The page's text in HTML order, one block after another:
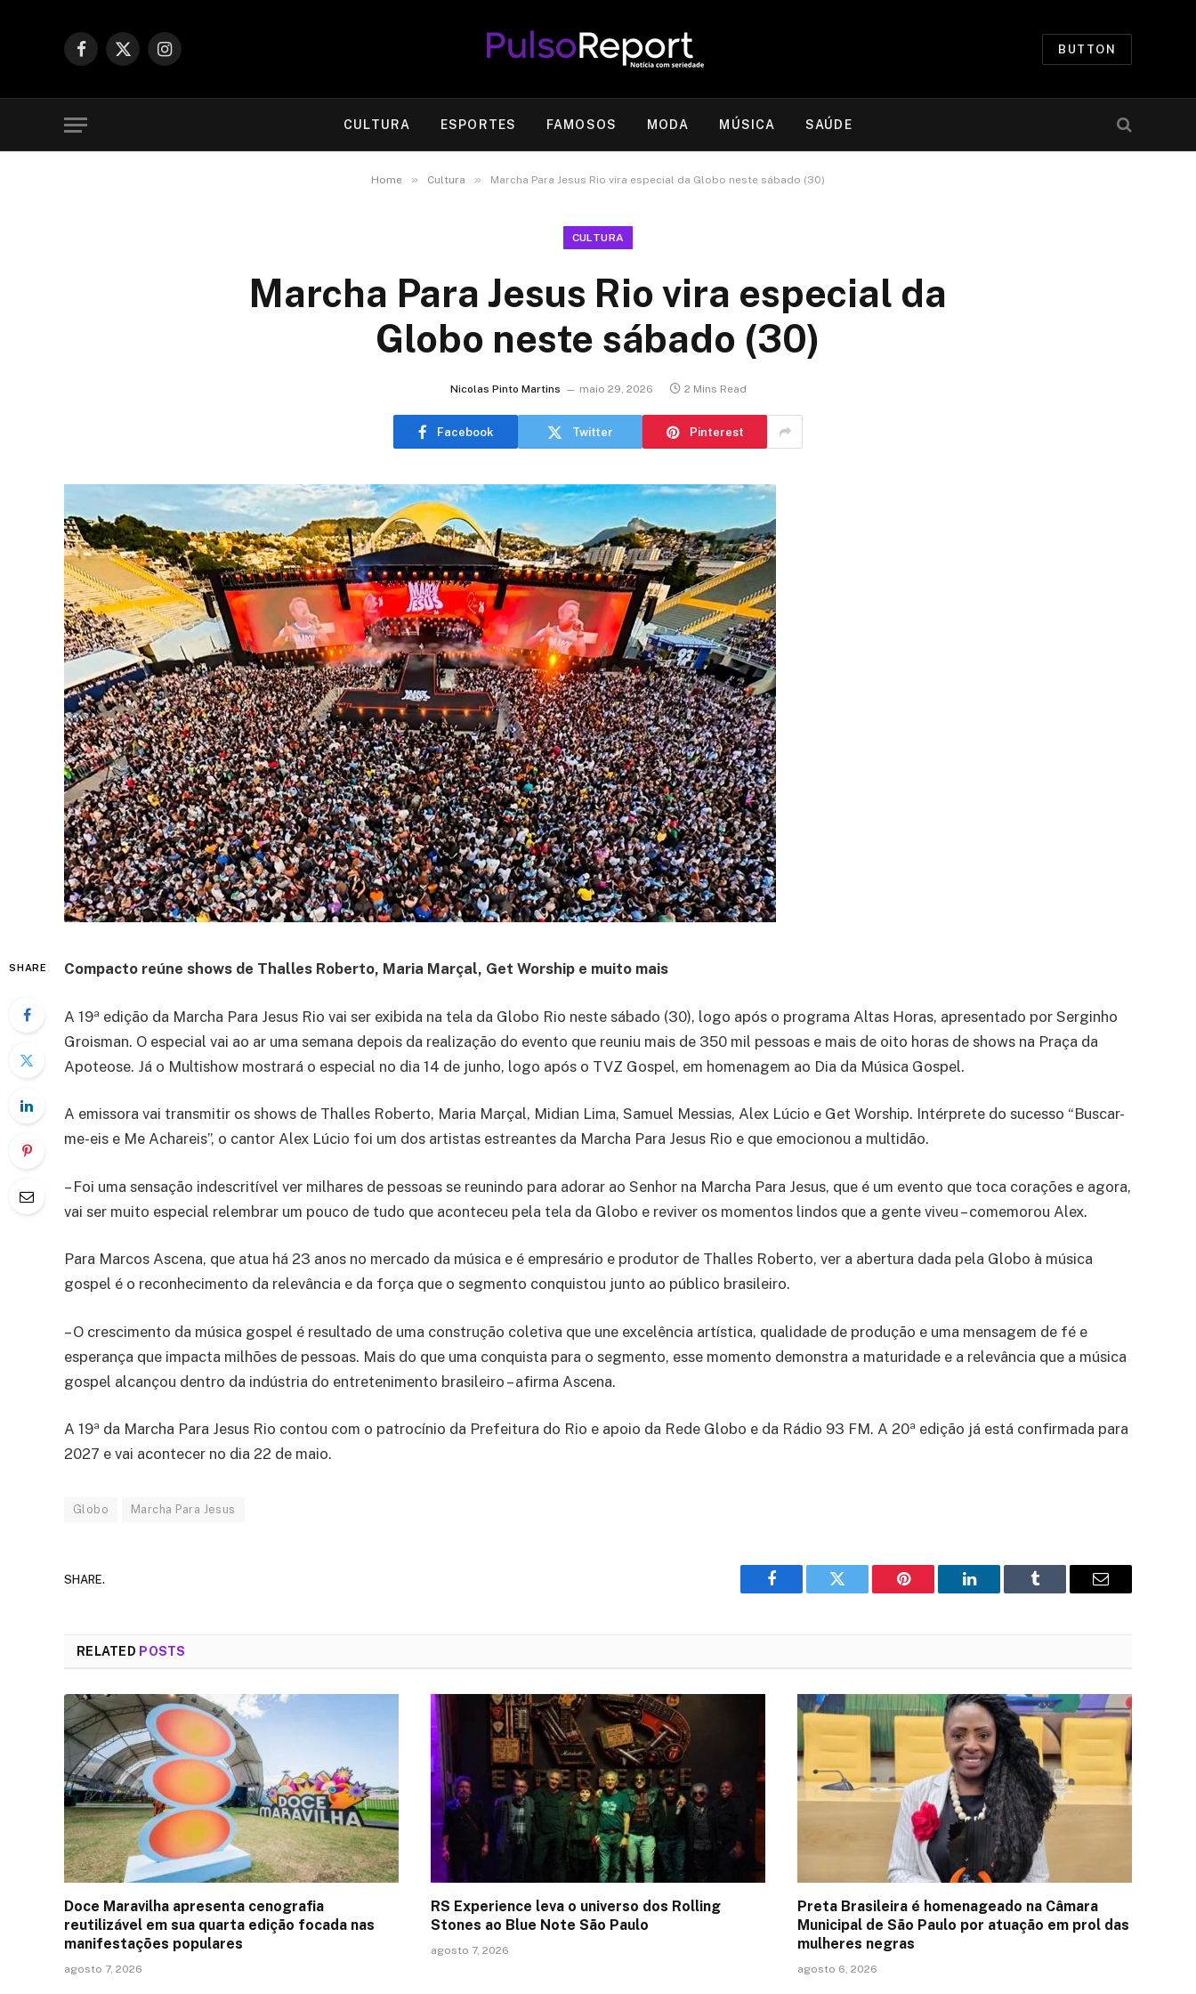
Facebook
X
Instagram
BUTTON
CULTURA ESPORTES FAMOSOS MODA MÚSICA SAÚDE
Home » Cultura » Marcha Para Jesus Rio vira especial da Globo neste sábado (30)
CULTURA
Marcha Para Jesus Rio vira especial da
Globo neste sábado (30)
Nicolas Pinto Martins maio 29, 2026 2 Mins Read
Facebook Twitter Pinterest
SHARE Compacto reúne shows de Thalles Roberto, Maria Marçal, Get Worship e muito mais
A 19ª edição da Marcha Para Jesus Rio vai ser exibida na tela da Globo Rio neste sábado (30), logo após o programa Altas Horas, apresentado por Serginho
Groisman. O especial vai ao ar uma semana depois da realização do evento que reuniu mais de 350 mil pessoas e mais de oito horas de shows na Praça da
Apoteose. Já o Multishow mostrará o especial no dia 14 de junho, logo após o TVZ Gospel, em homenagem ao Dia da Música Gospel.
A emissora vai transmitir os shows de Thalles Roberto, Maria Marçal, Midian Lima, Samuel Messias, Alex Lúcio e Get Worship. Intérprete do sucesso “Buscar-
me-eis e Me Achareis”, o cantor Alex Lúcio foi um dos artistas estreantes da Marcha Para Jesus Rio e que emocionou a multidão.
– Foi uma sensação indescritível ver milhares de pessoas se reunindo para adorar ao Senhor na Marcha Para Jesus, que é um evento que toca corações e agora,
vai ser muito especial relembrar um pouco de tudo que aconteceu pela tela da Globo e reviver os momentos lindos que a gente viveu – comemorou Alex.
Para Marcos Ascena, que atua há 23 anos no mercado da música e é empresário e produtor de Thalles Roberto, ver a abertura dada pela Globo à música
gospel é o reconhecimento da relevância e da força que o segmento conquistou junto ao público brasileiro.
– O crescimento da música gospel é resultado de uma construção coletiva que une excelência artística, qualidade de produção e uma mensagem de fé e
esperança que impacta milhões de pessoas. Mais do que uma conquista para o segmento, esse momento demonstra a maturidade e a relevância que a música
gospel alcançou dentro da indústria do entretenimento brasileiro – afirma Ascena.
A 19ª da Marcha Para Jesus Rio contou com o patrocínio da Prefeitura do Rio e apoio da Rede Globo e da Rádio 93 FM. A 20ª edição já está confirmada para
2027 e vai acontecer no dia 22 de maio.
Globo Marcha Para Jesus
SHARE.
Facebook Twitter Pinterest LinkedIn Tumblr Email
RELATED POSTS
Doce Maravilha apresenta cenografia
reutilizável em sua quarta edição focada nas
manifestações populares
agosto 7, 2026
RS Experience leva o universo dos Rolling
Stones ao Blue Note São Paulo
agosto 7, 2026
Preta Brasileira é homenageado na Câmara
Municipal de São Paulo por atuação em prol das
mulheres negras
agosto 6, 2026